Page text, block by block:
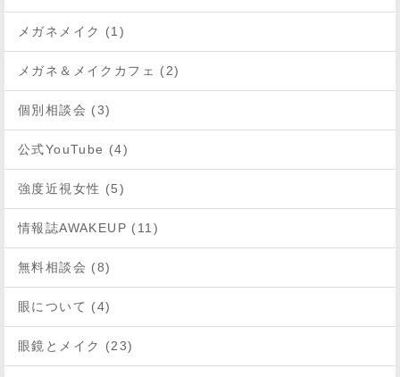
メガネメイク (1)
メガネ＆メイクカフェ (2)
個別相談会 (3)
公式YouTube (4)
強度近視女性 (5)
情報誌AWAKEUP (11)
無料相談会 (8)
眼について (4)
眼鏡とメイク (23)